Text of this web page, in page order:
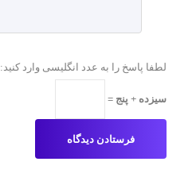
لطفا پاسخ را به عدد انگلیسی وارد کنید:
سیزده + پنج =